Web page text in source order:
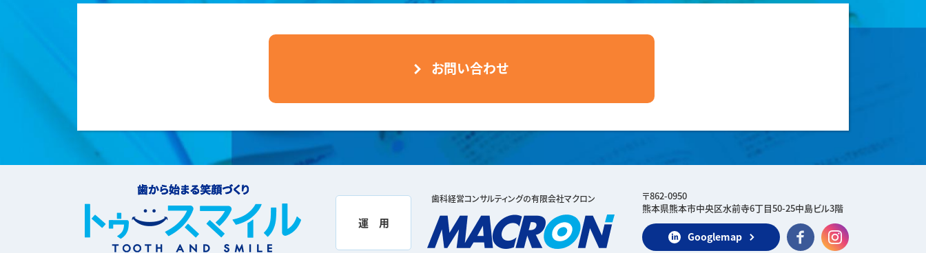
お問い合わせ
運 用
歯科経営コンサルティングの有限会社マクロン
〒862-0950
熊本県熊本市中央区水前寺6丁目50-25中島ビル3階
Googlemap